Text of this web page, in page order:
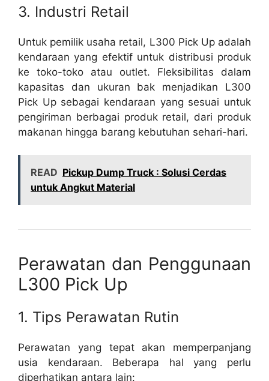
3. Industri Retail
Untuk pemilik usaha retail, L300 Pick Up adalah
kendaraan yang efektif untuk distribusi produk
ke toko-toko atau outlet. Fleksibilitas dalam
kapasitas dan ukuran bak menjadikan L300
Pick Up sebagai kendaraan yang sesuai untuk
pengiriman berbagai produk retail, dari produk
makanan hingga barang kebutuhan sehari-hari.
READ Pickup Dump Truck : Solusi Cerdas
untuk Angkut Material
Perawatan dan Penggunaan
L300 Pick Up
1. Tips Perawatan Rutin
Perawatan yang tepat akan memperpanjang
usia kendaraan. Beberapa hal yang perlu
diperhatikan antara lain: